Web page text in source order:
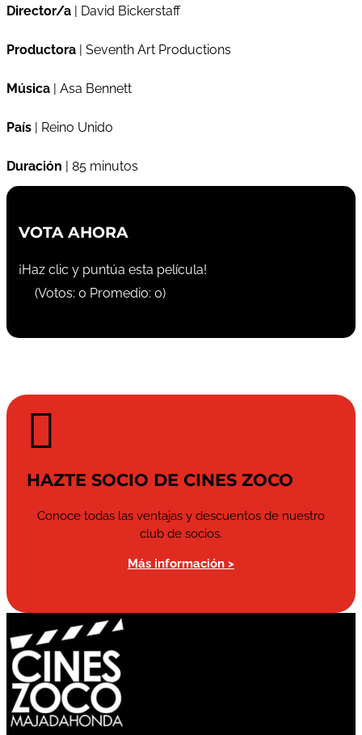
Director/a | David Bickerstaff
Productora | Seventh Art Productions
Música | Asa Bennett
País | Reino Unido
Duración | 85 minutos
VOTA AHORA
¡Haz clic y puntúa esta película!
(Votos: 0 Promedio: 0)

HAZTE SOCIO DE CINES ZOCO
Conoce todas las ventajas y descuentos de nuestro
club de socios.
Más información >